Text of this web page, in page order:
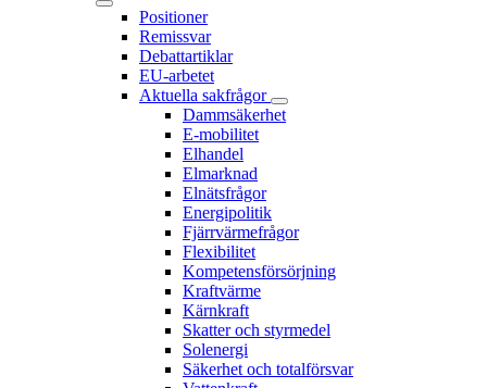
Positioner
Remissvar
Debattartiklar
EU-arbetet
Aktuella sakfrågor
Dammsäkerhet
E-mobilitet
Elhandel
Elmarknad
Elnätsfrågor
Energipolitik
Fjärrvärmefrågor
Flexibilitet
Kompetensförsörjning
Kraftvärme
Kärnkraft
Skatter och styrmedel
Solenergi
Säkerhet och totalförsvar